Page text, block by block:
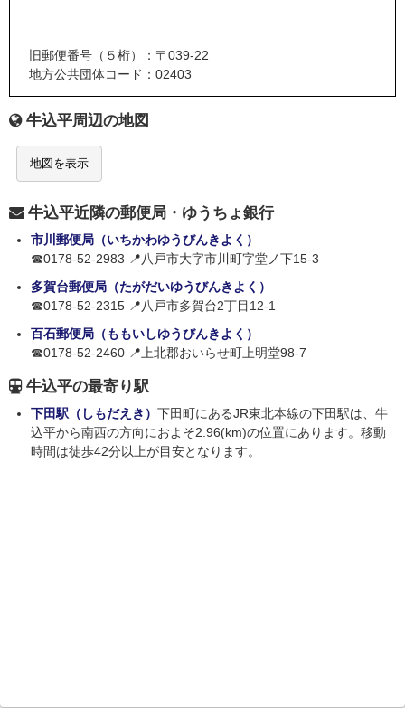
旧郵便番号（５桁）：〒039-22
地方公共団体コード：02403
牛込平周辺の地図
地図を表示
牛込平近隣の郵便局・ゆうちょ銀行
市川郵便局（いちかわゆうびんきよく）
☎0178-52-2983 📍八戸市大字市川町字堂ノ下15-3
多賀台郵便局（たがだいゆうびんきよく）
☎0178-52-2315 📍八戸市多賀台2丁目12-1
百石郵便局（ももいしゆうびんきよく）
☎0178-52-2460 📍上北郡おいらせ町上明堂98-7
牛込平の最寄り駅
下田駅（しもだえき） 下田町にあるJR東北本線の下田駅は、牛
込平から南西の方向におよそ2.96(km)の位置にあります。移動
時間は徒歩42分以上が目安となります。